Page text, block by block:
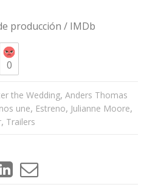
producción / IMDb
0
the Wedding, Anders Thomas
une, Estreno, Julianne Moore,
, Trailers